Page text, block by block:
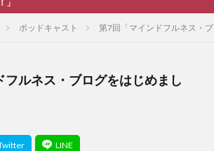
ポッドキャスト 第7回「マインドフルネス・
フルネス・ブログをはじめまし